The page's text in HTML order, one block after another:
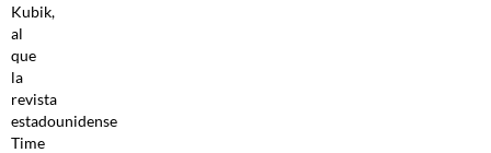
Kubik,
al
que
la
revista
estadounidense
Time